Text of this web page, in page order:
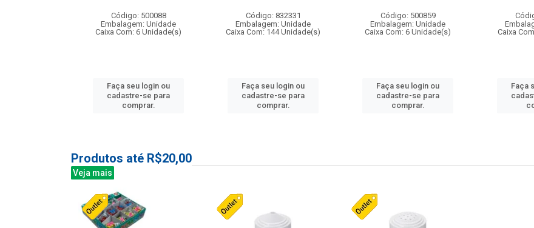
Código: 500088
Embalagem: Unidade
Caixa Com: 6 Unidade(s)
Faça seu login ou
cadastre-se para
comprar.
Código: 832331
Embalagem: Unidade
Caixa Com: 144 Unidade(s)
Faça seu login ou
cadastre-se para
comprar.
Código: 500859
Embalagem: Unidade
Caixa Com: 6 Unidade(s)
Faça seu login ou
cadastre-se para
comprar.
Caixa
Faça
Produtos até R$20,00
Veja mais